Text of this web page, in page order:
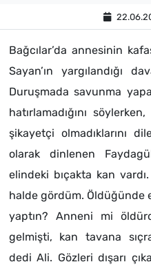
Bağcılar’da annesinin
Sayan’ın yargılandığı
Duruşmada savunma
hatırlamadığını
şikayetçi olmadıklarını
olarak dinlenen
elindeki bıçakta kan
halde gördüm. Öldüğünde
yaptın? Anneni mi
gelmişti, kan tavana
dedi Ali. Gözleri dışarı